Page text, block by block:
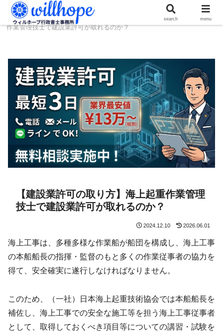
ホーム 建設コラム
【建設業許可の取り方】海上起重
作業管理技士で建設業許可が取れるのか？
【建設業許可の取り方】海上起重作業管理
技士で建設業許可が取れるのか？
2024.12.10 2026.06.01
海上工事は、多種多様な作業船が船団を構成し、海上工事
の本船船長の指揮・監督のもと多くの作業従事者の協力を
得て、安全確実に遂行しなければなりません。
このため、（一社）日本海上起重技術協会では本船船長を
補佐し、海上工事での安全な施工等を担う海上工事従事者
として、取得しておくべき項目等についての講習・試験を
search menu